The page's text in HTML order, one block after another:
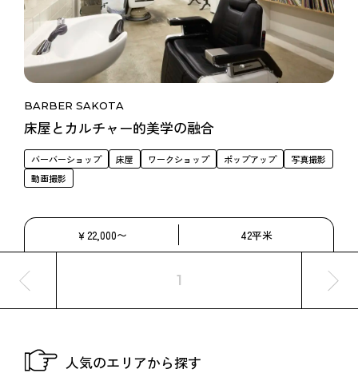
BARBER SAKOTA
床屋とカルチャー的美学の融合
バーバーショップ 床屋 ワークショップ ポップアップ
写真撮影
動画撮影
￥22,000〜 42平米
1
人気のエリアから探す